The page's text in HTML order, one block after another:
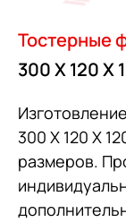
Тостерные
300 Х 120 Х
300 Х 120 Х
размеров.